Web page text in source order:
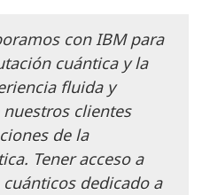
con IBM para
cuántica y la
fluida y
clientes
de la
Tener acceso a
dedicado a